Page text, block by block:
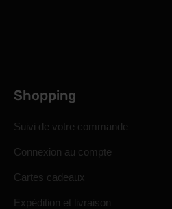
Shopping
Suivi de votre commande
Connexion au compte
Cartes cadeaux
Expédition et livraison